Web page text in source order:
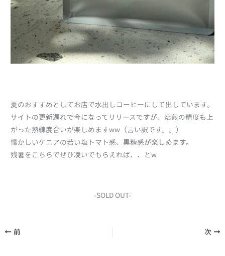
夏のおすすめとしてお店で水出しコーヒーにして出しています。
サイトの更新遅れで今になってリリースですが、焙煎の精度も上
がった熟練度合いが楽しめますww（言い訳です。。）
懐かしいケニアの若い塩トマト感、黒糖感が楽しめます。
残暑をこちらでぜひ凌いでもらえれば、、とw
-SOLD OUT-
前 次